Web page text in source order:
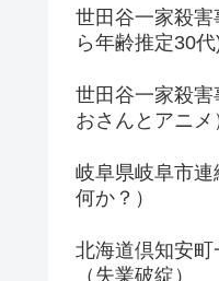
世田谷一家殺
ら年齢推定30代
世田谷一家殺害
おさんとアニメ
岐阜県岐阜市
何か？）
北海道倶知安
（失業破綻）